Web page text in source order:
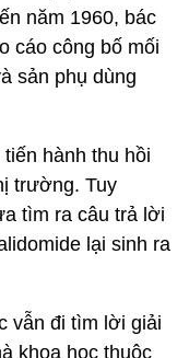
năm 1960, bác
cáo công bố mối
sản phụ dùng
hành thu hồi
trường. Tuy
tìm ra câu trả lời
lại sinh ra
vẫn đi tìm lời giải
khoa học thuộc